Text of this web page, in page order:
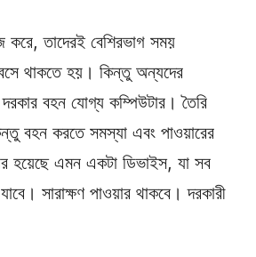
করে, তাদেরই বেশিরভাগ সময়
বসে থাকতে হয়। কিন্তু অন্যদের
বহন যোগ্য কম্পিউটার। তৈরি
বহন করতে সমস্যা এবং পাওয়ারের
হয়েছে এমন একটা ডিভাইস, যা সব
সারাক্ষণ পাওয়ার থাকবে। দরকারী